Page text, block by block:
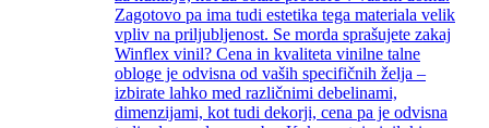
Zagotovo pa ima tudi estetika tega materiala velik
vpliv na priljubljenost. Se morda sprašujete zakaj
Winflex vinil? Cena in kvaliteta vinilne talne
obloge je odvisna od vaših specifičnih želja –
izbirate lahko med različnimi debelinami,
dimenzijami, kot tudi dekorji, cena pa je odvisna